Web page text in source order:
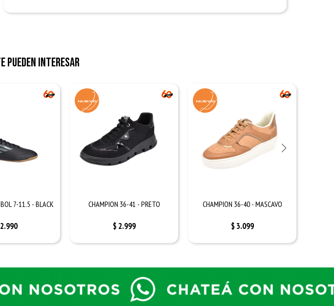
pueden interesar
7-11.5 - BLACK
2.990
CHAMPION 36-41 - PRETO
$ 2.999
CHAMPION 36-40 - MASCAVO
$ 3.099